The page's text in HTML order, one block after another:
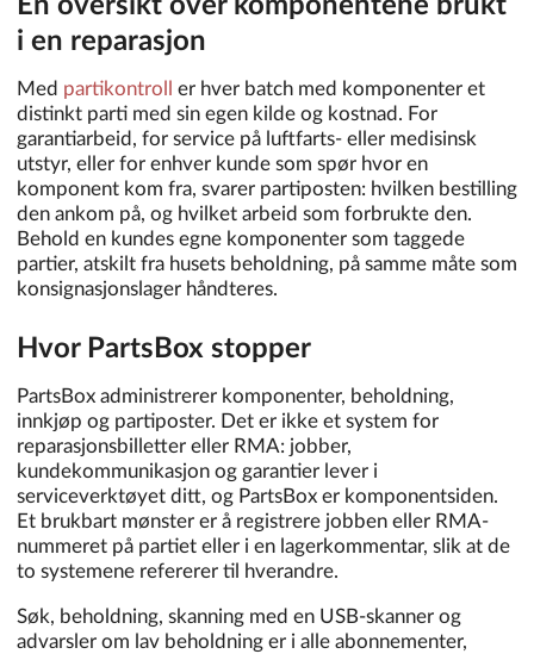
En oversikt over komponentene brukt
i en reparasjon
Med partikontroll
er hver batch med komponenter et
distinkt parti med sin egen kilde og kostnad. For
garantiarbeid, for service på luftfarts- eller medisinsk
utstyr, eller for enhver kunde som spør hvor en
komponent kom fra, svarer partiposten: hvilken bestilling
den ankom på, og hvilket arbeid som forbrukte den.
Behold en kundes egne komponenter som taggede
partier, atskilt fra husets beholdning, på samme måte som
konsignasjonslager håndteres.
Hvor PartsBox stopper
PartsBox administrerer komponenter, beholdning,
innkjøp og partiposter. Det er ikke et system for
reparasjonsbilletter eller RMA: jobber,
kundekommunikasjon og garantier lever i
serviceverktøyet ditt, og PartsBox er komponentsiden.
Et brukbart mønster er å registrere jobben eller RMA-
nummeret på partiet eller i en lagerkommentar, slik at de
to systemene refererer til hverandre.
Søk, beholdning, skanning med en USB-skanner og
advarsler om lav beholdning er i alle abonnementer,